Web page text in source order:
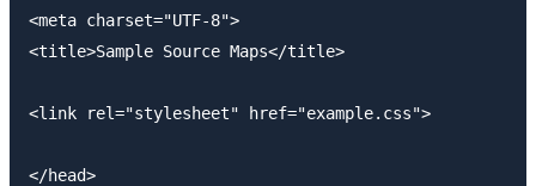
<meta charset="UTF-8">
<title>Sample Source Maps</title>
<link rel="stylesheet" href="example.css">
</head>